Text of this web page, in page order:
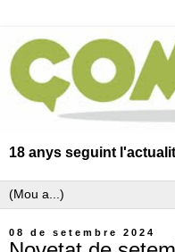
18 anys seguint
08 de setembre 2024